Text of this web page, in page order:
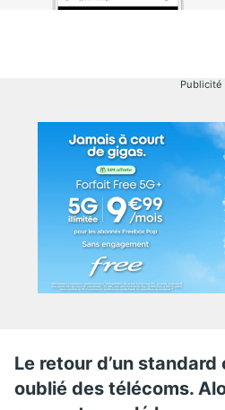
Publicité
Le retour d’un
oublié des télécoms.